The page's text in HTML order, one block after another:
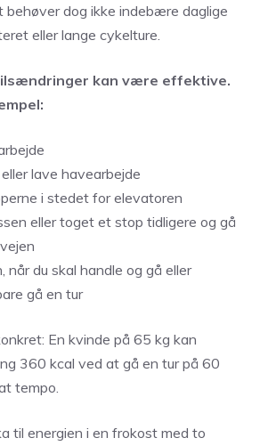
behøver dog ikke indebære daglige
eller lange cykelture.
kan være effektive.
lave havearbejde
i stedet for elevatoren
eller toget et stop tidligere og gå
når du skal handle og gå eller
gå en tur
En kvinde på 65 kg kan
360 kcal ved at gå en tur på 60
tempo.
til energien i en frokost med to